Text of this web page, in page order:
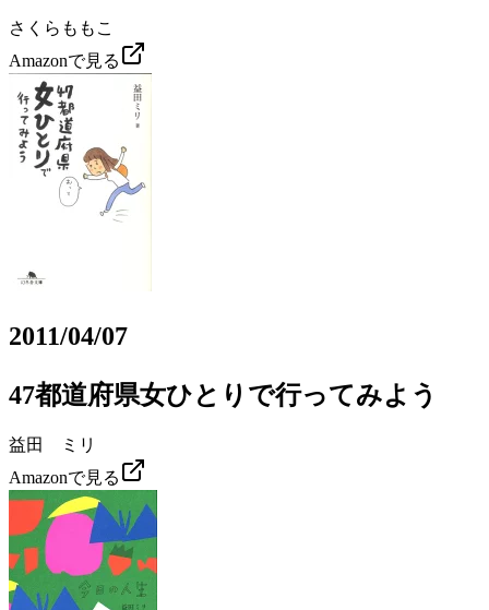
さくらももこ
Amazonで見る
2011/04/07
47都道府県女ひとりで行ってみよう
益田 ミリ
Amazonで見る